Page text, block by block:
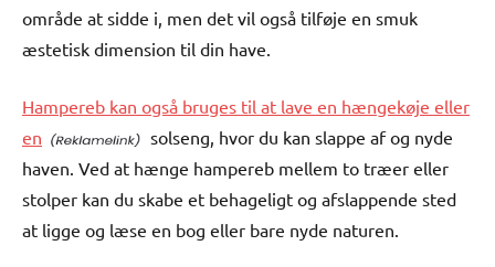
område at sidde i, men det vil også tilføje en smuk
æstetisk dimension til din have.
Hampereb kan også bruges til at lave en hængekøje eller
en
solseng, hvor du kan slappe af og nyde
haven. Ved at hænge hampereb mellem to træer eller
stolper kan du skabe et behageligt og afslappende sted
at ligge og læse en bog eller bare nyde naturen.